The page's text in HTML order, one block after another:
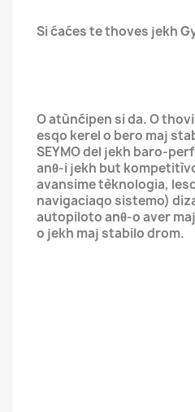
Si ćaćes te thoves jekh
O atùnćipen si da. O
esqo kerel o bero maj
SEYMO del jekh baro-
anθ-i jekh but
avansime tèknologia,
navigaciaqo sistemo)
autopiloto anθ-o aver
o jekh maj stabilo drom.